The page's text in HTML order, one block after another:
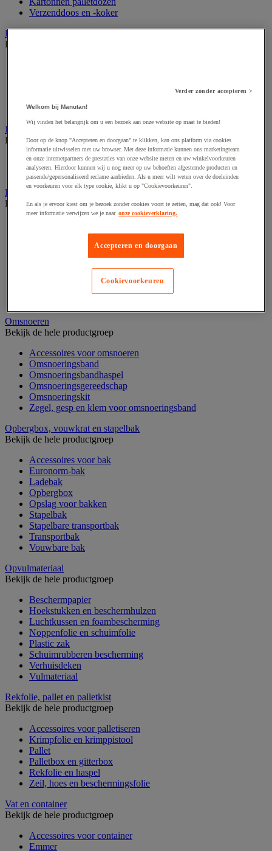
Verzenddoos en -koker
Etiketten en markering
Bekijk de hele productgroep
Verzendetiketten en dispensers
Inpaktafel met afroller
Bekijk de hele productgroep
Inpaktafel
Snij-apparaat
Lijmen, nieten en hechten
Bekijk de hele productgroep
Inpakkende nietmachine
Omsnoeren
Bekijk de hele productgroep
Accessoires voor omsnoeren
Omsnoeringsband
Omsnoeringsbandhaspel
Omsnoeringsgereedschap
Omsnoeringskit
Zegel, gesp en klem voor omsnoeringsband
Opbergbox, vouwkrat en stapelbak
Bekijk de hele productgroep
Accessoires voor bak
Euronorm-bak
Ladebak
Opbergbox
Opslag voor bakken
Stapelbak
Stapelbare transportbak
Transportbak
Vouwbare bak
Opvulmateriaal
Bekijk de hele productgroep
Beschermpapier
Hoekstukken en beschermhulzen
Luchtkussen en foambescherming
Noppenfolie en schuimfolie
Plastic zak
Schuimrubberen bescherming
Verhuisdeken
Vulmateriaal
Rekfolie, pallet en palletkist
Bekijk de hele productgroep
Accessoires voor palletiseren
Krimpfolie en krimppistool
Pallet
Palletbox en gitterbox
Rekfolie en haspel
Zeil, hoes en beschermingsfolie
Vat en container
Bekijk de hele productgroep
Accessoires voor container
Emmer
Verder zonder accepteren >
Welkom bij Manutan!
Wij vinden het belangrijk om u een bezoek aan onze website op maat te bieden!
Door op de knop "Accepteren en doorgaan" te klikken, kan ons platform via cookies
informatie uitwisselen met uw browser. Met deze informatie kunnen ons marketingteam
en onze internetpartners de prestaties van onze website meten en uw winkelvoorkeuren
analyseren. Hierdoor kunnen wij u nog meer op uw behoeften afgestemde producten en
passende/gepersonaliseerd reclame aanbieden. Als u meer wilt weten over de doeleinden
en voorkeuren voor elk type cookie, klikt u op "Cookievoorkeuren".
En als je ervoor kiest om je bezoek zonder cookies voort te zetten, mag dat ook! Voor
meer informatie verwijzen we je naar onze cookieverklaring.
Accepteren en doorgaan
Cookievoorkeuren